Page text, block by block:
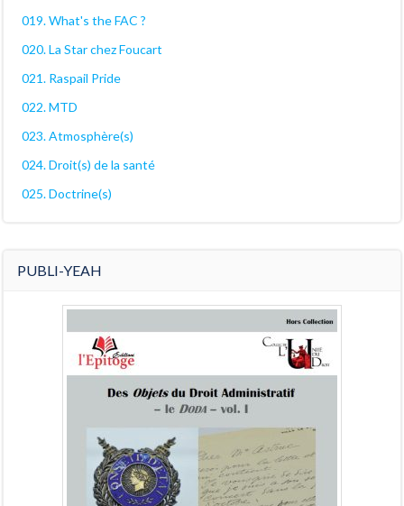
019. What's the FAC ?
020. La Star chez Foucart
021. Raspail Pride
022. MTD
023. Atmosphère(s)
024. Droit(s) de la santé
025. Doctrine(s)
PUBLI-YEAH